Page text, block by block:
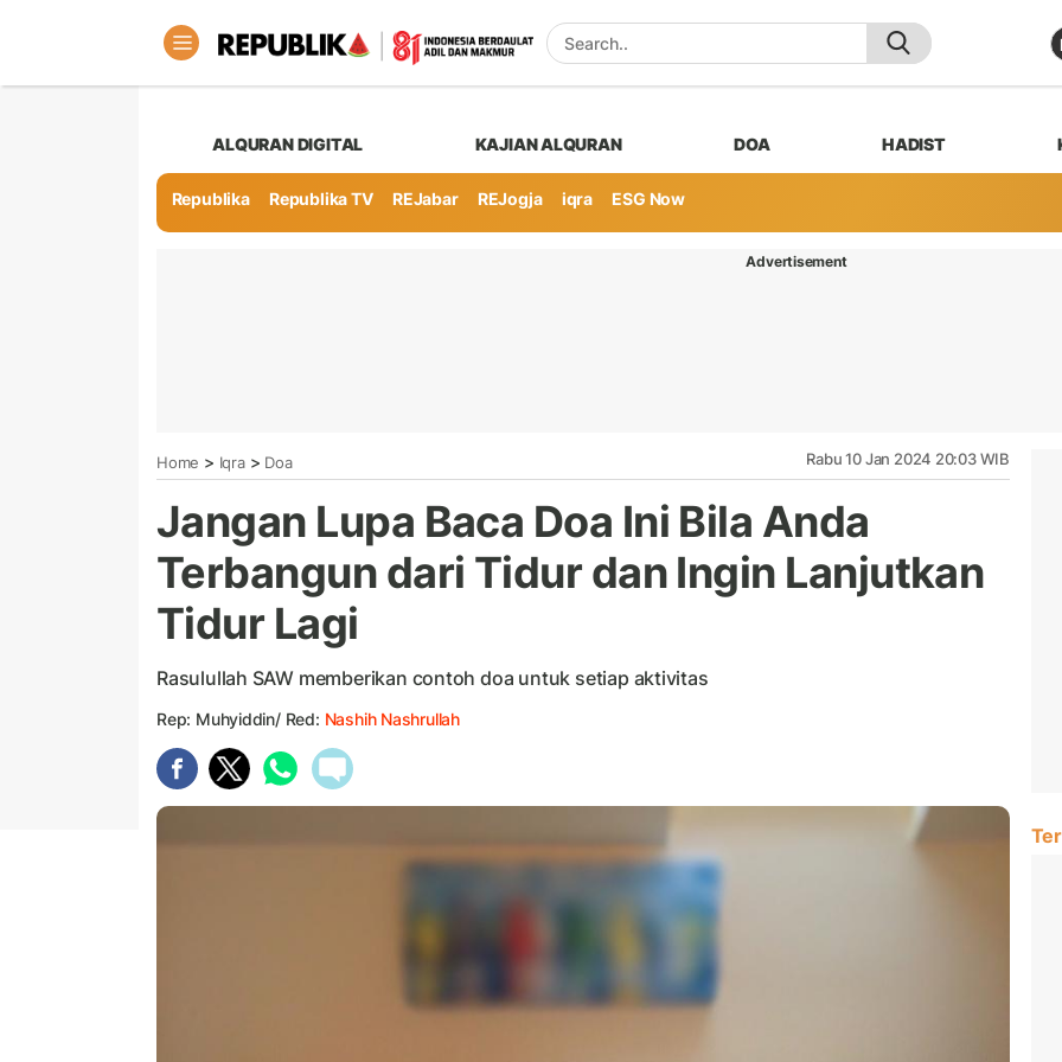
ALQURAN DIGITAL KAJIAN ALQURAN DOA HADIST
Republika Republika TV REJabar REJogja iqra ESG Now
Advertisement
Home > Iqra> Doa Rabu 10 Jan 2024 20:03 WIB
Jangan Lupa Baca Doa Ini Bila Anda
Terbangun dari Tidur dan Ingin Lanjutkan
Tidur Lagi
Rasulullah SAW memberikan contoh doa untuk setiap aktivitas
Rep: Muhyiddin/ Red: Nashih Nashrullah